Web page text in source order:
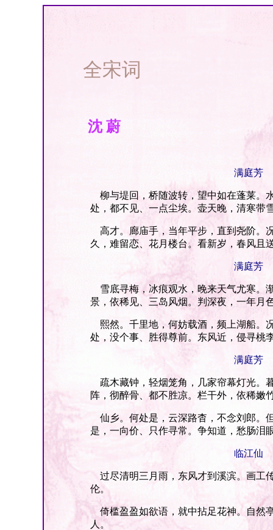
全宋词
沈 蔚
满庭芳
柳与堤回，桥随波转，望中如在蓬莱。
处，都不见、一点尘埃。壶天晚，清寒带
高才。廊庙手，当年平步，直到尧阶。
久，难留恋、花月楼台。看新岁，春风且
满庭芳
雪底寻梅，冰痕观水，晚来天气尤寒。
景，依稀见、三岛风烟。判深夜，一年月
熙然。千里地，何妨载酒，频上湖船。
处，没个事、胜得尊前。东风近，侵寻桃
满庭芳
疏木藏钟，轻烟笼角，几家帘幕灯光。
阵，彻醉骨、都不胜凉。栏干外，依稀嫩
仙乡。何处是，云深路杳，不念刘郎。
是，一向价、只作寻常。争知道，愁肠泪
临江仙
过尽清明三月雨，东风才到溪滨。画工
伦。
倚槛盈盈如欲语，就中拈足花神。自然
人。